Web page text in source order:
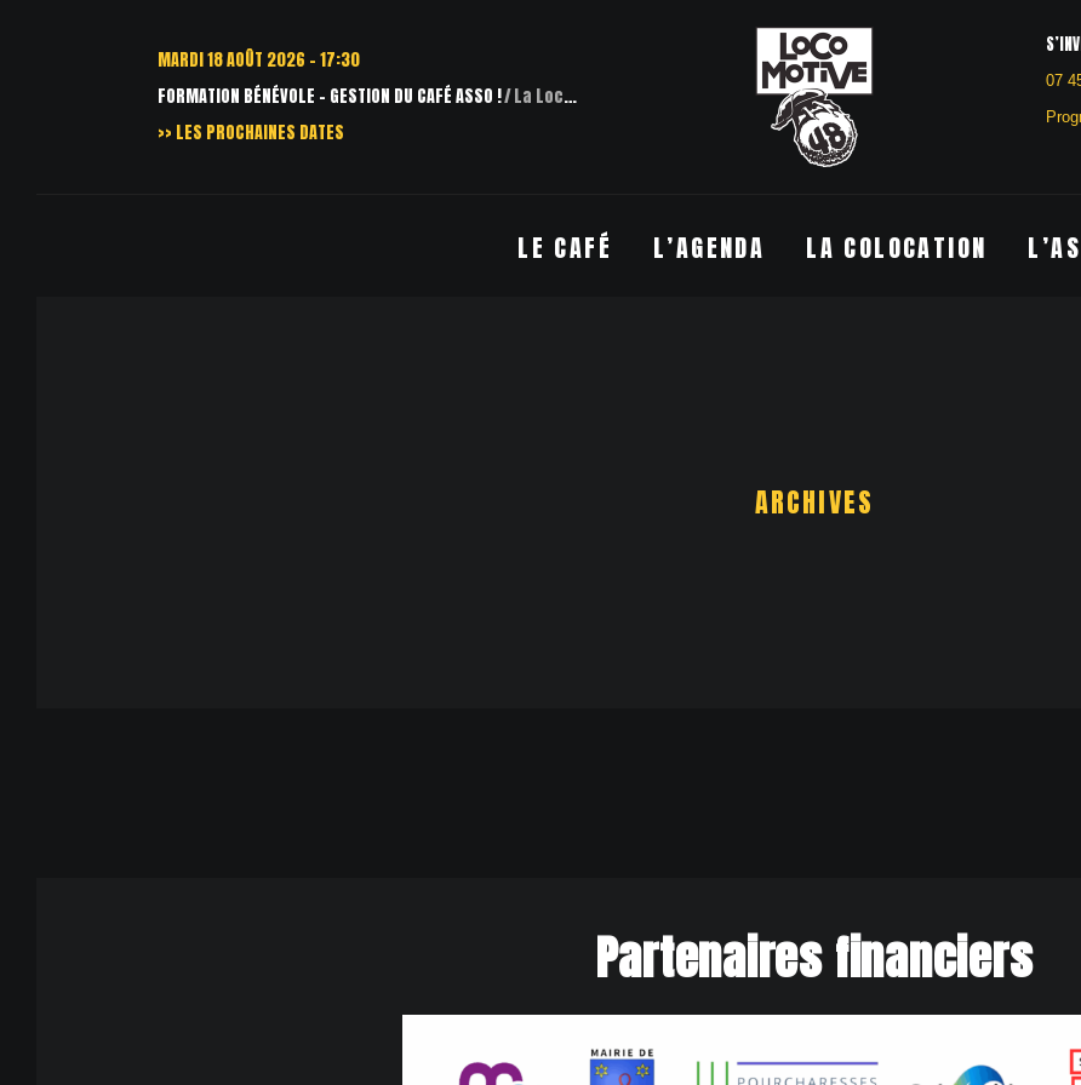
MARDI 18 AOÛT 2026 - 17:30
FORMATION BÉNÉVOLE – GESTION DU CAFÉ ASSO ! La Loco-Motive 48
>> LES PROCHAINES DATES
07
LE CAFÉ L’AGENDA LA COLOCATION
ARCHIVES
Partenaires financiers